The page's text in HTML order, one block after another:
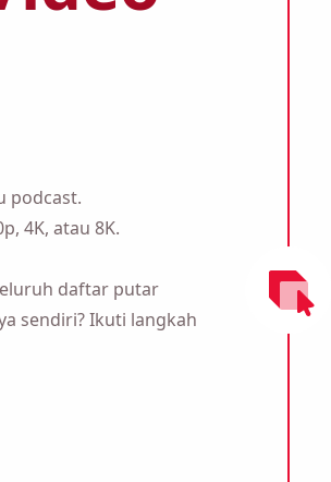
daftar putar dalam
Ikuti langkah mudah di